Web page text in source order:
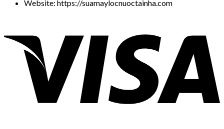
Website: https://suamaylocnuoctainha.com